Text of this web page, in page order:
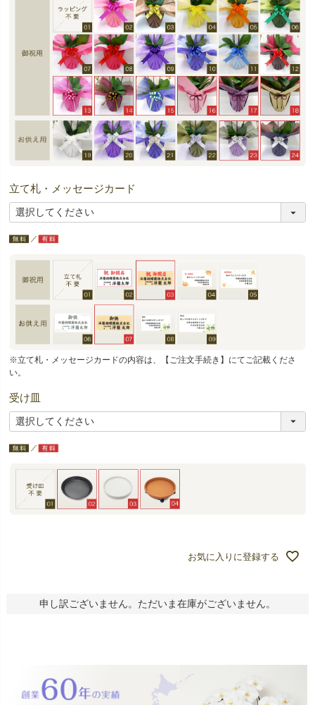
立て札・メッセージカード
※立て札・メッセージカードの内容は、【ご注文手続き】にてご記載くださ
い。
受け皿
お気に入りに登録する
申し訳ございません。ただいま在庫がございません。